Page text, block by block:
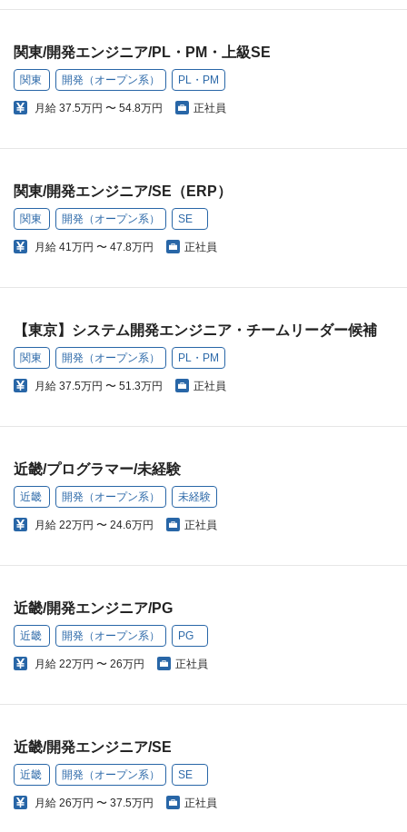
関東/開発エンジニア/PL・PM・上級SE
関東 開発（オープン系） PL・PM
月給 37.5万円 〜 54.8万円 正社員
関東/開発エンジニア/SE（ERP）
関東 開発（オープン系） SE
月給 41万円 〜 47.8万円 正社員
【東京】システム開発エンジニア・チームリーダー候補
関東 開発（オープン系） PL・PM
月給 37.5万円 〜 51.3万円 正社員
近畿/プログラマー/未経験
近畿 開発（オープン系） 未経験
月給 22万円 〜 24.6万円 正社員
近畿/開発エンジニア/PG
近畿 開発（オープン系） PG
月給 22万円 〜 26万円 正社員
近畿/開発エンジニア/SE
近畿 開発（オープン系） SE
月給 26万円 〜 37.5万円 正社員